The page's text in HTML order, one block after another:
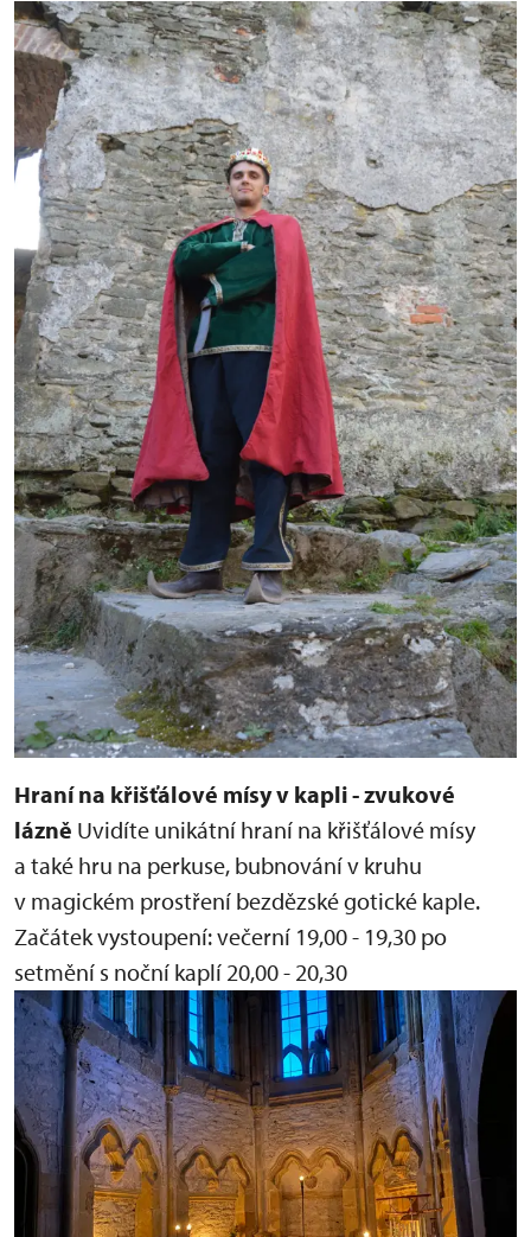
Hraní na křišťálové mísy v kapli - zvukové
lázně Uvidíte unikátní hraní na křišťálové mísy
a také hru na perkuse, bubnování v kruhu
v magickém prostření bezdězské gotické kaple.
Začátek vystoupení:večerní 19,00 - 19,30 po
setmění s noční kaplí 20,00 - 20,30